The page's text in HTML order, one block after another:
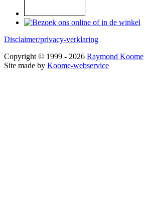
Disclaimer/privacy-verklaring
Copyright © 1999 - 2026 Raymond Koome
Site made by Koome-webservice